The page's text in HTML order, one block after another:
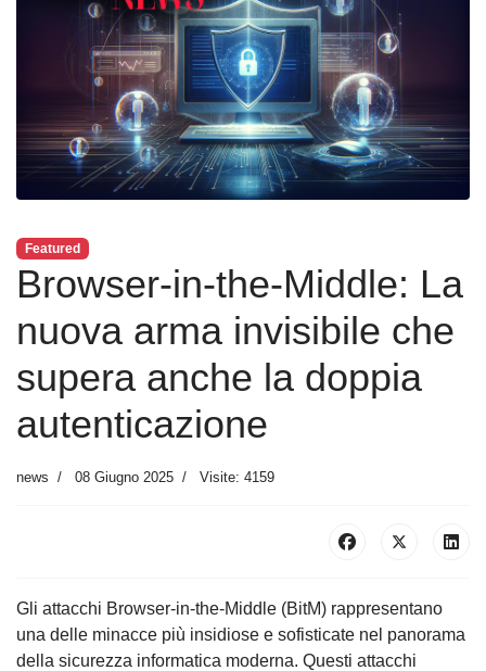
Featured
Browser-in-the-Middle: La
nuova arma invisibile che
supera anche la doppia
autenticazione
news 08 Giugno 2025 Visite: 4159
Gli attacchi Browser-in-the-Middle (BitM) rappresentano
una delle minacce più insidiose e sofisticate nel panorama
della sicurezza informatica moderna. Questi attacchi